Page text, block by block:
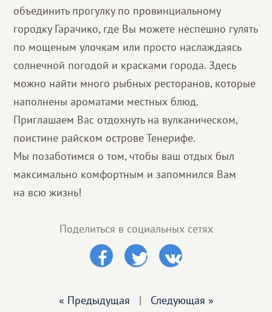
объединить прогулку по провинциальному
городку Гарачико, где Вы можете неспешно гулять
по мощеным улочкам или просто наслаждаясь
солнечной погодой и красками города. Здесь
можно найти много рыбных ресторанов, которые
наполнены ароматами местных блюд.
Приглашаем Вас отдохнуть на вулканическом,
поистине райском острове Тенерифе.
Мы позаботимся о том, чтобы ваш отдых был
максимально комфортным и запомнился Вам
на всю жизнь!
Поделиться в социальных сетях
« Предыдущая | Следующая »